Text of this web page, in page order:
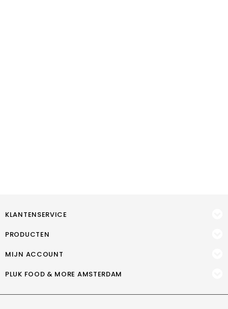
KLANTENSERVICE
PRODUCTEN
MIJN ACCOUNT
PLUK FOOD & MORE AMSTERDAM